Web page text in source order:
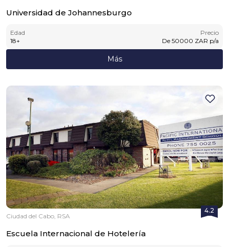
Universidad de Johannesburgo
Edad
18+
Precio
De 50000 ZAR p/a
Más
4.2
Ciudad del Cabo, RSA
Escuela Internacional de Hotelería